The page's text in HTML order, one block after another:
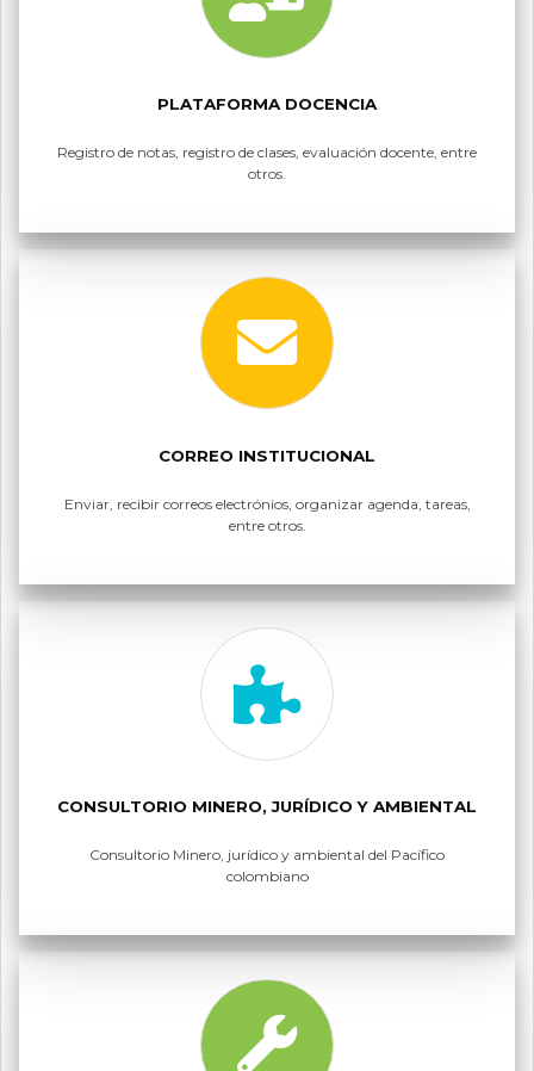
PLATAFORMA DOCENCIA
Registro de notas, registro de clases, evaluación docente, entre
otros.
CORREO INSTITUCIONAL
Enviar, recibir correos electrónios, organizar agenda, tareas,
entre otros.
CONSULTORIO MINERO, JURÍDICO Y AMBIENTAL
Consultorio Minero, jurídico y ambiental del Pacífico
colombiano